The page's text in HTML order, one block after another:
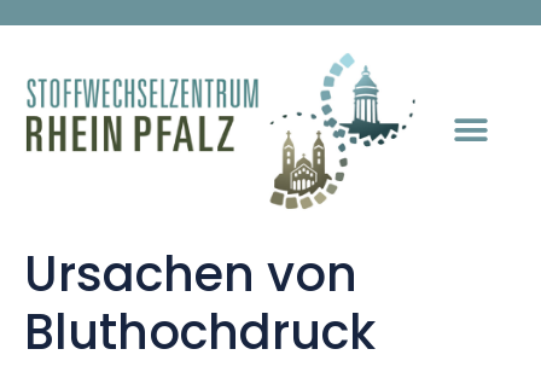
Ursachen von
Bluthochdruck